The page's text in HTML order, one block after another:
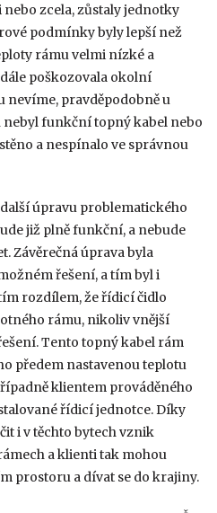
zcela, zůstaly jednotky
podmínky byly lepší než
rámu velmi nízké a
poškozovala okolní
pravděpodobně u
funkční topný kabel nebo
a nespínalo ve správnou
úpravu problematického
již plně funkční, a nebude
Závěrečná úprava byla
řešení, a tím byl i
rozdílem, že řídicí čidlo
rámu, nikoliv vnější
Tento topný kabel rám
předem nastavenou teplotu
klientem prováděného
řídicí jednotce. Díky
i v těchto bytech vznik
a klienti tak mohou
prostoru a dívat se do krajiny.